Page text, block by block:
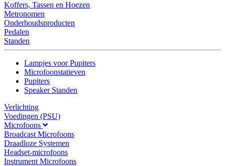
Koffers, Tassen en Hoezen
Metronomen
Onderhoudsproducten
Pedalen
Standen
Lampjes voor Pupiters
Microfoonstatieven
Pupiters
Speaker Standen
Verlichting
Voedingen (PSU)
Microfoons
Broadcast Microfoons
Draadloze Systemen
Headset-microfoons
Instrument Microfoons